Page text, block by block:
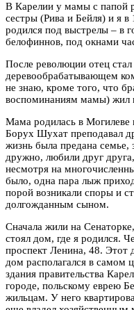
В Карелии у мамы с папой
сестры (Рива и Бейля) и я в
родился под выстрелы – в
белофиннов, под окнами
После революции отец
деревообрабатывающем
не знаю, кроме того, что
воспоминаниям мамы) жил
Мама родилась в Могилеве
Борух Шухат преподавал
жизнь была предана семье,
дружно, любили друг
несмотря на
было, одна пара лыж
порой возникали споры и
долгожданным сыном.
Сначала жили на
стоял дом, где я родился.
проспект Ленина, 48. Этот
дом располагался в самом
здания правительства
городе, польскому еврею
жильцам. У него